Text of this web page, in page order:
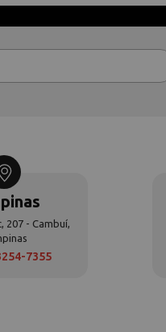
207 - Cambuí,
7355